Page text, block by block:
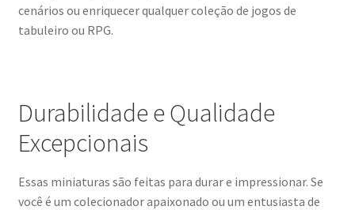
cenários ou enriquecer qualquer coleção de jogos de
tabuleiro ou RPG.
Durabilidade e Qualidade
Excepcionais
Essas miniaturas são feitas para durar e impressionar. Se
você é um colecionador apaixonado ou um entusiasta de